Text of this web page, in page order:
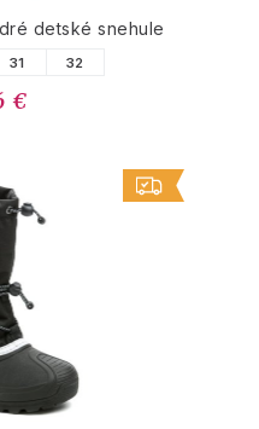
detské snehule
31 32
€